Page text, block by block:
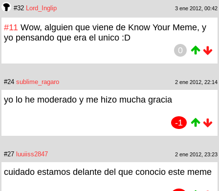
#32 Lord_Inglip 3 ene 2012, 00:42
#11 Wow, alguien que viene de Know Your Meme, y
yo pensando que era el unico :D
0
#24 sublime_ragaro 2 ene 2012, 22:14
yo lo he moderado y me hizo mucha gracia
-1
#27 luuiiss2847 2 ene 2012, 23:23
cuidado estamos delante del que conocio este meme